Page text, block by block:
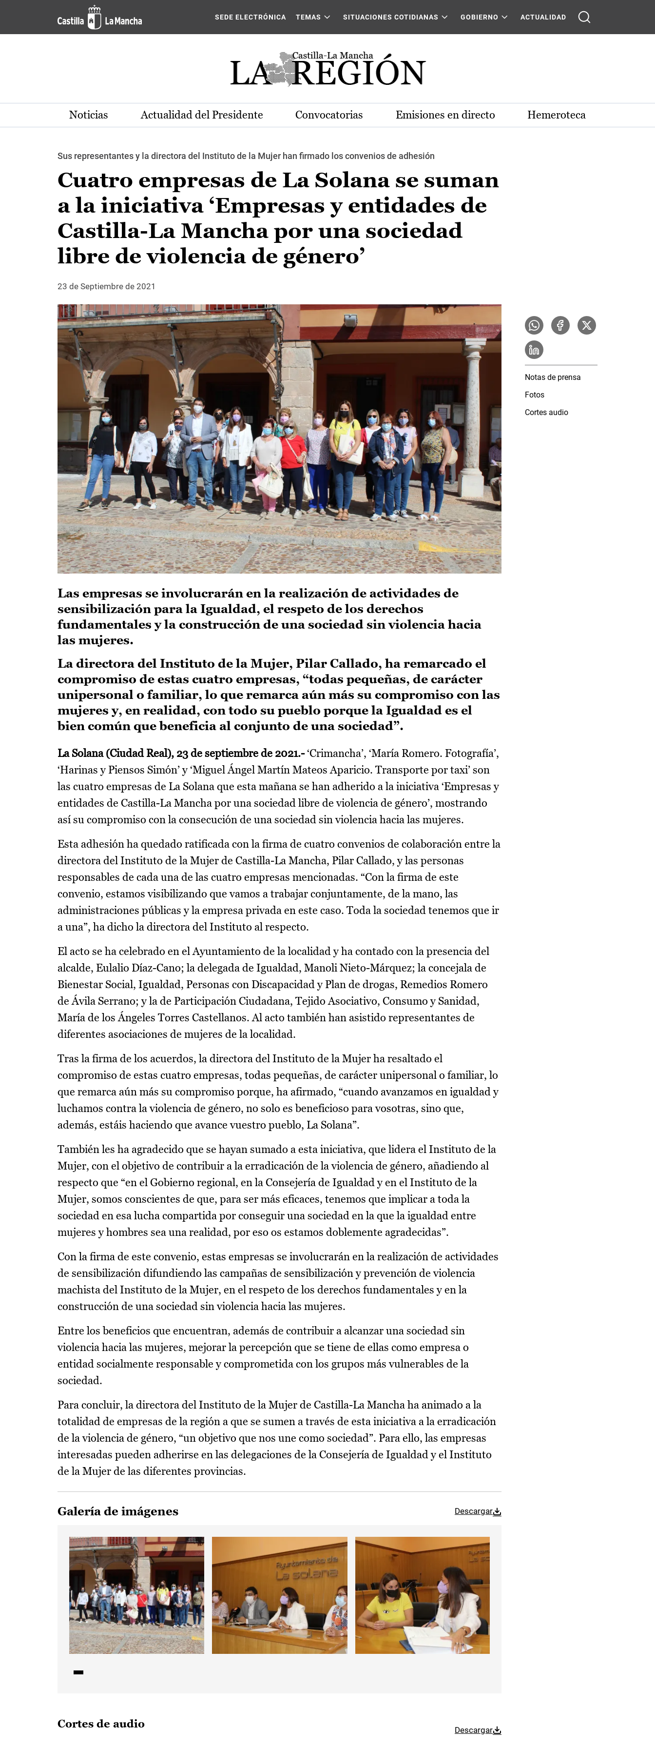
Pasar al contenido principal
SEDE ELECTRÓNICA TEMAS SITUACIONES COTIDIANAS GOBIERNO ACTUALIDAD
Noticias Actualidad del Presidente Convocatorias Emisiones en directo Hemeroteca
Sus representantes y la directora del Instituto de la Mujer han firmado los convenios de adhesión
Cuatro empresas de La Solana se suman
a la iniciativa ‘Empresas y entidades de
Castilla-La Mancha por una sociedad
libre de violencia de género’
23 de Septiembre de 2021
Las empresas se involucrarán en la realización de actividades de
sensibilización para la Igualdad, el respeto de los derechos
fundamentales y la construcción de una sociedad sin violencia hacia
las mujeres.
La directora del Instituto de la Mujer, Pilar Callado, ha remarcado el
compromiso de estas cuatro empresas, “todas pequeñas, de carácter
unipersonal o familiar, lo que remarca aún más su compromiso con las
mujeres y, en realidad, con todo su pueblo porque la Igualdad es el
bien común que beneficia al conjunto de una sociedad”.
La Solana (Ciudad Real), 23 de septiembre de 2021.-‘Crimancha’, ‘María Romero. Fotografía’,
‘Harinas y Piensos Simón’ y ‘Miguel Ángel Martín Mateos Aparicio. Transporte por taxi’ son
las cuatro empresas de La Solana que esta mañana se han adherido a la iniciativa ‘Empresas y
entidades de Castilla-La Mancha por una sociedad libre de violencia de género’, mostrando
así su compromiso con la consecución de una sociedad sin violencia hacia las mujeres.
Esta adhesión ha quedado ratificada con la firma de cuatro convenios de colaboración entre la
directora del Instituto de la Mujer de Castilla-La Mancha, Pilar Callado, y las personas
responsables de cada una de las cuatro empresas mencionadas. “Con la firma de este
convenio, estamos visibilizando que vamos a trabajar conjuntamente, de la mano, las
administraciones públicas y la empresa privada en este caso. Toda la sociedad tenemos que ir
a una”, ha dicho la directora del Instituto al respecto.
El acto se ha celebrado en el Ayuntamiento de la localidad y ha contado con la presencia del
alcalde, Eulalio Díaz-Cano; la delegada de Igualdad, Manoli Nieto-Márquez; la concejala de
Bienestar Social, Igualdad, Personas con Discapacidad y Plan de drogas, Remedios Romero
de Ávila Serrano; y la de Participación Ciudadana, Tejido Asociativo, Consumo y Sanidad,
María de los Ángeles Torres Castellanos. Al acto también han asistido representantes de
diferentes asociaciones de mujeres de la localidad.
Tras la firma de los acuerdos, la directora del Instituto de la Mujer ha resaltado el
compromiso de estas cuatro empresas, todas pequeñas, de carácter unipersonal o familiar, lo
que remarca aún más su compromiso porque, ha afirmado, “cuando avanzamos en igualdad y
luchamos contra la violencia de género, no solo es beneficioso para vosotras, sino que,
además, estáis haciendo que avance vuestro pueblo, La Solana”.
También les ha agradecido que se hayan sumado a esta iniciativa, que lidera el Instituto de la
Mujer, con el objetivo de contribuir a la erradicación de la violencia de género, añadiendo al
respecto que “en el Gobierno regional, en la Consejería de Igualdad y en el Instituto de la
Mujer, somos conscientes de que, para ser más eficaces, tenemos que implicar a toda la
sociedad en esa lucha compartida por conseguir una sociedad en la que la igualdad entre
mujeres y hombres sea una realidad, por eso os estamos doblemente agradecidas”.
Con la firma de este convenio, estas empresas se involucrarán en la realización de actividades
de sensibilización difundiendo las campañas de sensibilización y prevención de violencia
machista del Instituto de la Mujer, en el respeto de los derechos fundamentales y en la
construcción de una sociedad sin violencia hacia las mujeres.
Entre los beneficios que encuentran, además de contribuir a alcanzar una sociedad sin
violencia hacia las mujeres, mejorar la percepción que se tiene de ellas como empresa o
entidad socialmente responsable y comprometida con los grupos más vulnerables de la
sociedad.
Para concluir, la directora del Instituto de la Mujer de Castilla-La Mancha ha animado a la
totalidad de empresas de la región a que se sumen a través de esta iniciativa a la erradicación
de la violencia de género, “un objetivo que nos une como sociedad”. Para ello, las empresas
interesadas pueden adherirse en las delegaciones de la Consejería de Igualdad y el Instituto
de la Mujer de las diferentes provincias.
Galería de imágenes Descargar
Cortes de audio Descargar
Notas de prensa
Fotos
Cortes audio